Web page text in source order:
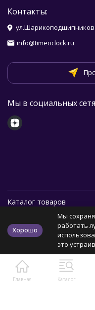
Главная Каталог
Контакты:
info@timeoclock.ru
Мы в социальных
Каталог товаров
Помощь
Политика персональных
Хорошо
Мы
работать
это